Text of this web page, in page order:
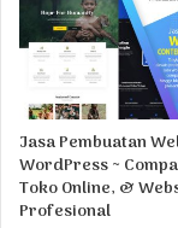
Jasa Pembuatan
WordPress ~
Toko Online, &
Profesional